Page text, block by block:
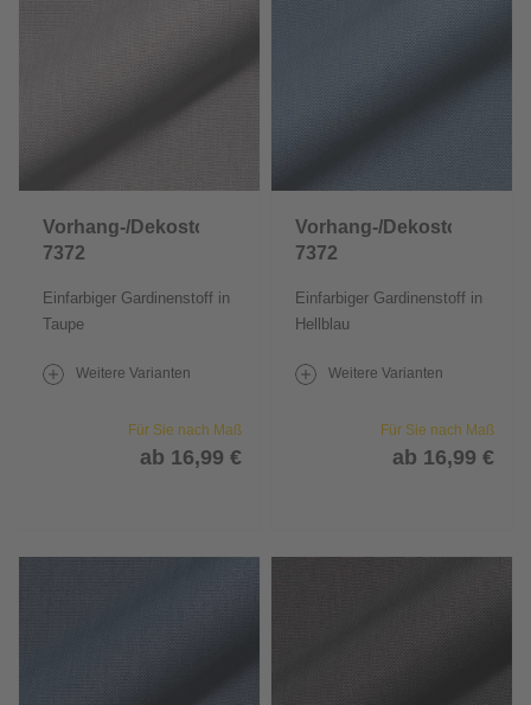
Vorhang-/Dekostoff
7372
Einfarbiger Gardinenstoff in
Taupe
Weitere Varianten
Für Sie nach Maß
ab 16,99 €
Vorhang-/Dekostoff
7372
Einfarbiger Gardinenstoff in
Hellblau
Weitere Varianten
Für Sie nach Maß
ab 16,99 €